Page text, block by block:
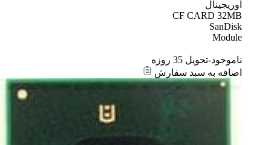
اوریجینال
CF CARD 32MB
SanDisk
Module
ناموجود-تحویل 35 روزه
اضافه به سبد سفارش